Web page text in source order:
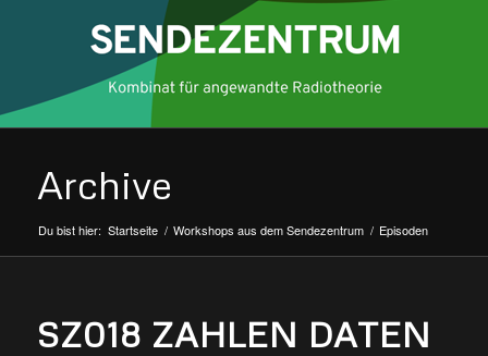
Archive
Du bist hier: Startseite / Workshops aus dem Sendezentrum / Episoden
SZ018 ZAHLEN DATEN